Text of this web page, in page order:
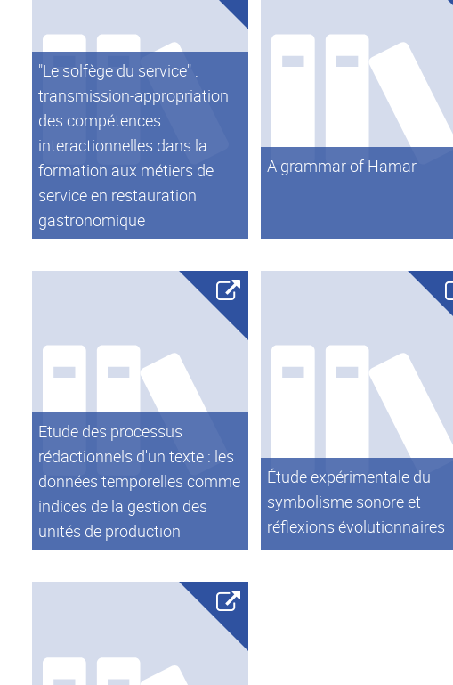
"Le solfège du service" :
transmission-appropriation
des compétences
interactionnelles dans la
formation aux métiers de
service en restauration
gastronomique
A grammar of Hamar
Etude des processus
rédactionnels d'un texte : les
données temporelles comme
indices de la gestion des
unités de production
Étude expérimentale du
symbolisme sonore et
réflexions évolutionnaires